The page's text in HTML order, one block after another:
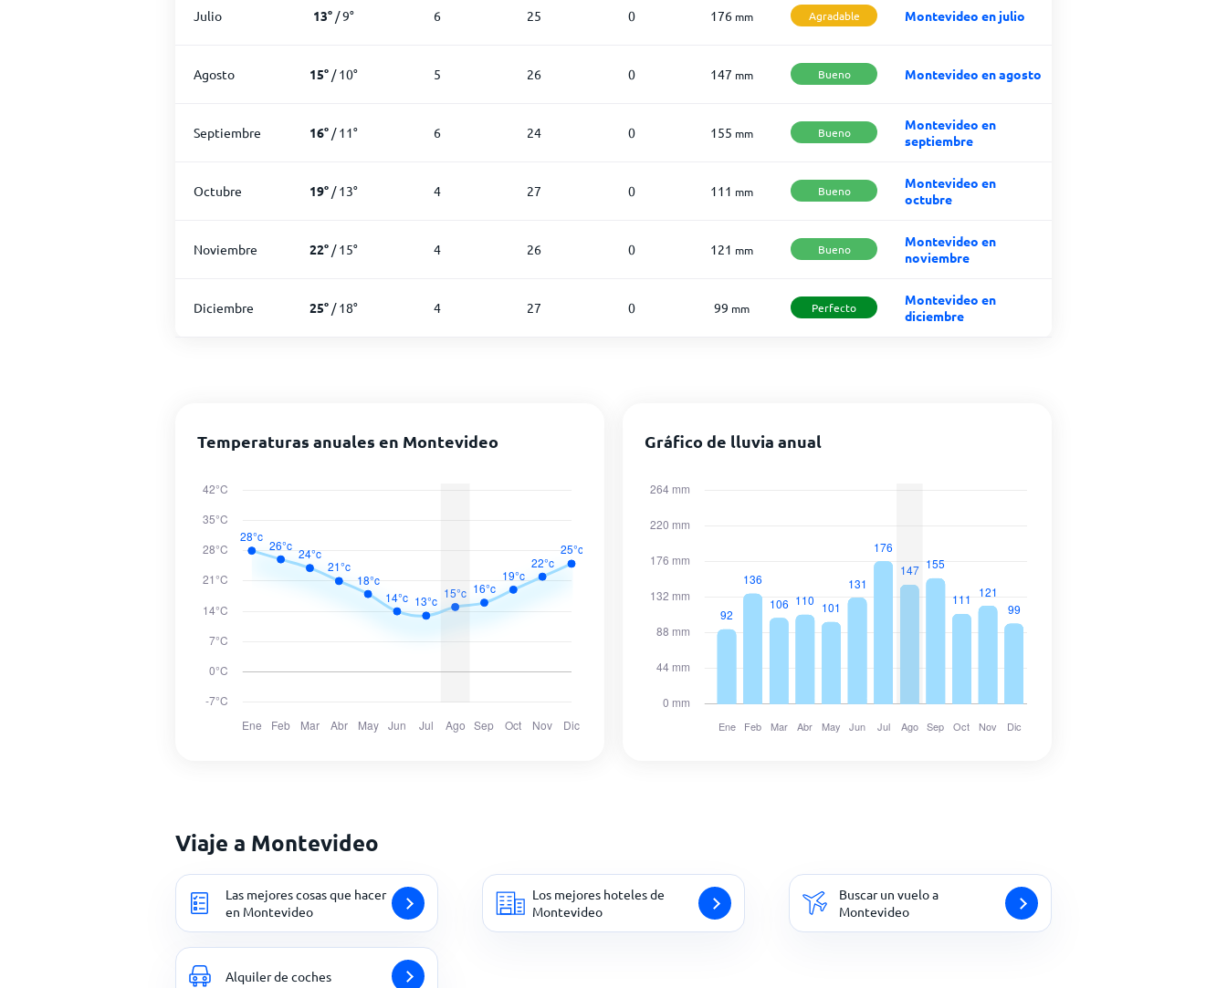
Julio 13° /9° 6 25 0 176 mm Agradable Montevideo en julio
Agosto 15° /10° 5 26 0 147 mm Bueno Montevideo en agosto
Septiembre 16° /11° 6 24 0 155 mm Bueno
Montevideo en
septiembre
Octubre 19° /13° 4 27 0 111 mm Bueno
Montevideo en
octubre
Noviembre 22° /15° 4 26 0 121 mm Bueno
Montevideo en
noviembre
Diciembre 25° /18° 4 27 0 99 mm Perfecto
Montevideo en
diciembre
Temperaturas anuales en Montevideo Gráfico de lluvia anual
Viaje a Montevideo
Las mejores cosas que hacer
en Montevideo
Los mejores hoteles de
Montevideo
Buscar un vuelo a
Montevideo
Alquiler de coches